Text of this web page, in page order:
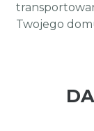
Twojego